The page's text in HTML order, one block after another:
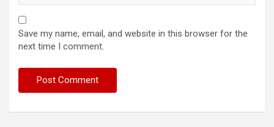
Save my name, email, and website in this browser for the
next time I comment.